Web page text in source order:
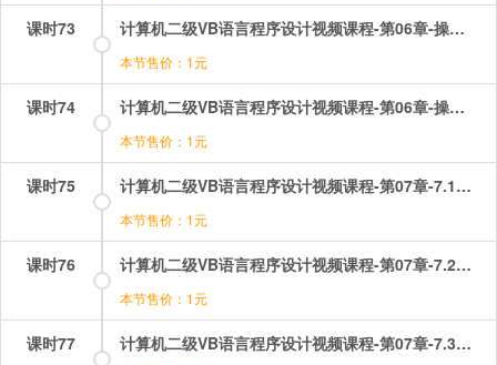
课时73 计算机二级VB语言程序设计视频课程-第06章-操作：组合框及其基本操作.mp4
本节售价：1元
课时74 计算机二级VB语言程序设计视频课程-第06章-操作：计时器的属性及事件.mp4
本节售价：1元
课时75 计算机二级VB语言程序设计视频课程-第07章-7.1选择控制结构.mp4
本节售价：1元
课时76 计算机二级VB语言程序设计视频课程-第07章-7.2多分支控制结构.mp4
本节售价：1元
课时77 计算机二级VB语言程序设计视频课程-第07章-7.3For循环控制结构.mp4